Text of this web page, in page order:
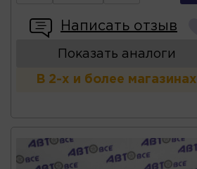
Написать отзыв
Показать аналоги
В 2-х и более магазинах